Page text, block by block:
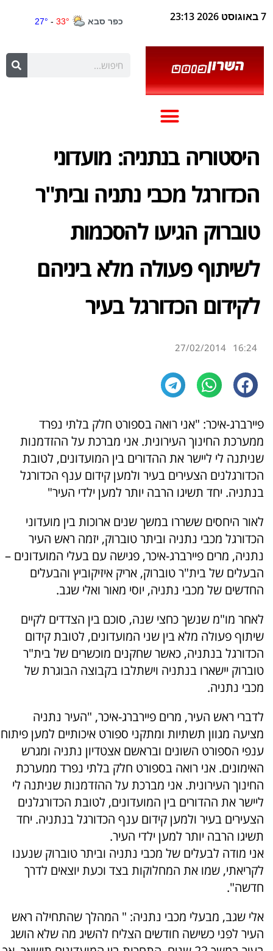
7 באוגוסט 2026 23:13
היסטוריה בנתניה: מועדוני
הכדורגל מכבי נתניה ובית"ר
טוברוק הגיעו להסכמות
לשיתוף פעולה מלא ביניהם
לקידום הכדורגל בעיר
16:24
27/02/2014
פיירברג-איכר: "אני רואה בספורט חלק בלתי נפרד
ממערכת החינוך העירונית. אני מברכת על ההזדמנות
שניתנה לי ליישר את ההדורים בין המועדונים, לטובת
הכדורגלנים הצעירים בעיר ולמען קידום ענף הכדורגל
בנתניה. יחד תשיגו הרבה יותר למען ילדי העיר"
לאור היחסים ששררו במשך שנים ארוכות בין מועדוני
הכדורגל מכבי נתניה וביתר טוברוק, יזמה ראש העיר
נתניה, מרים פיירברג-איכר, פגישה עם בעלי המועדונים –
הבעלים של בית"ר טוברוק, אריק איזיקוביץ והבעלים
החדשים של מכבי נתניה, יוסי מאור ואלי שגב.
לאחר מו"מ שנשך כחצי שנה, סוכם בין הצדדים לקיים
שיתוף פעולה מלא בין שני המועדונים, לטובת קידום
הכדורגל בנתניה, כאשר שחקנים מוכשרים של בית"ר
טוברוק יישארו בנתניה וישתלבו בקבוצה הבוגרת של
מכבי נתניה.
לדברי ראש העיר, מרים פיירברג-איכר, "העיר נתניה
מציעה מגוון תשתיות ומתקני ספורט איכותיים למען פיתוח
ענפי הספורט השונים ובראשם אצטדיון נתניה ומגרש
האימונים. אני רואה בספורט חלק בלתי נפרד ממערכת
החינוך העירונית. אני מברכת על ההזדמנות שניתנה לי
ליישר את ההדורים בין המועדונים, לטובת הכדורגלנים
הצעירים בעיר ולמען קידום ענף הכדורגל בנתניה. יחד
תשיגו הרבה יותר למען ילדי העיר.
אני מודה לבעלים של מכבי נתניה וביתר טוברוק שנענו
לקריאתי, שמו את המחלוקות בצד וכעת יוצאים לדרך
חדשה".
אלי שגב, מבעלי מכבי נתניה: " המהלך שהתחילה ראש
העיר לפני כשישה חודשים הצליח להשיג מה שלא הושג